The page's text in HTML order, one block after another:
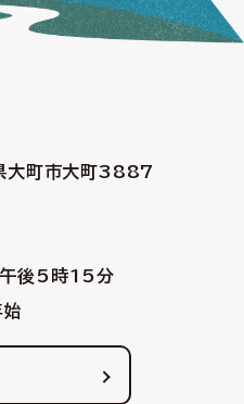
大町市大町3887
午後5時15分
始